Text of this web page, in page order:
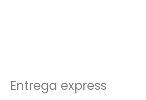
Entrega express